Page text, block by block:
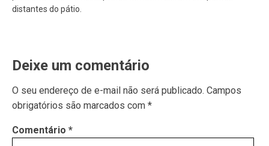
distantes do pátio.
Deixe um comentário
O seu endereço de e-mail não será publicado. Campos
obrigatórios são marcados com *
Comentário *